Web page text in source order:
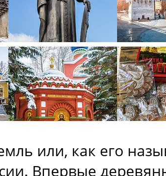
или, как его
Впервые